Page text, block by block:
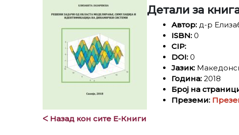
Детали за
Автор: д-р
ISBN: 0
CIP:
DOI: 0
Јазик:
Година: 2018
Број на
Преземи:
ᐸ Назад кон сите Е-Книги